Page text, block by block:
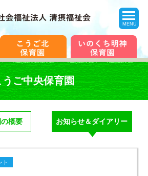
toggle
navigation
MENU
うご中央保育園
概要 お知らせ＆ダイアリー
ト